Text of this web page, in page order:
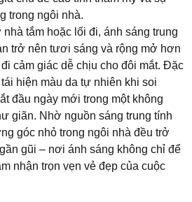
Đặt Đèn LED Âm Trần
An Toàn, Nhanh Gọn
Dụng Cụ Và Đảm Bảo An
chuẩn bị đầy đủ các dụng cụ
mũi khoan tròn 105mm (loại